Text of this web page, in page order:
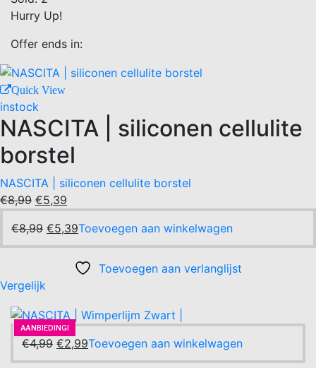
Hurry Up!
Offer ends in:
Quick View
instock
NASCITA | siliconen cellulite
borstel
NASCITA | siliconen cellulite borstel
€8,99 Oorspronkelijke
was:
€8,99.
€5,39
is:
€5,39.
€8,99 Oorspronkelijke
prijs
€5,39Huidige
prijs
is:
€5,39.
Toevoegen aan winkelwagen
Toevoegen aan verlanglijst
Vergelijk
AANBIEDING!
€4,99 Oorspronkelijke
prijs
€2,99Huidige
prijs
Toevoegen aan winkelwagen
-40%
AANBIEDING!